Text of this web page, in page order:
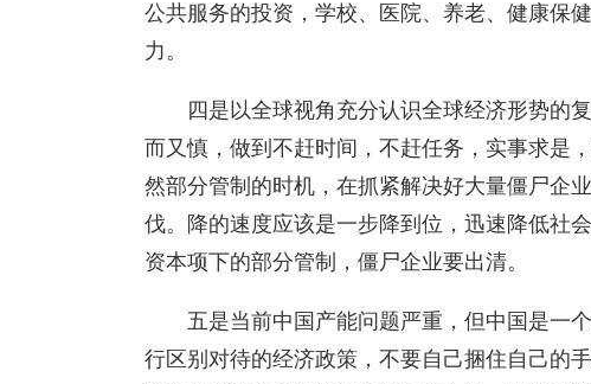
公共服务的投资，学校、医院、养老、健康保
力。
四是以全球视角充分认识全球经济形势的
而又慎，做到不赶时间，不赶任务，实事求是
然部分管制的时机，在抓紧解决好大量僵尸企
伐。降的速度应该是一步降到位，迅速降低社
资本项下的部分管制，僵尸企业要出清。
五是当前中国产能问题严重，但中国是一
行区别对待的经济政策，不要自己捆住自己的